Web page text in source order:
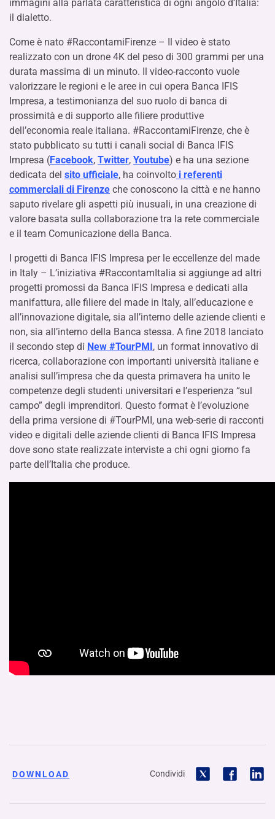
immagini alla parlata caratteristica di ogni angolo d’Italia:
il dialetto.
Come è nato #RaccontamiFirenze – Il video è stato
realizzato con un drone 4K del peso di 300 grammi per una
durata massima di un minuto. Il video-racconto vuole
valorizzare le regioni e le aree in cui opera Banca IFIS
Impresa, a testimonianza del suo ruolo di banca di
prossimità e di supporto alle filiere produttive
dell’economia reale italiana. #RaccontamiFirenze, che è
stato pubblicato su tutti i canali social di Banca IFIS
Impresa (Facebook, Twitter, Youtube) e ha una sezione
dedicata del sito ufficiale, ha coinvolto i referenti
commerciali di Firenze che conoscono la città e ne hanno
saputo rivelare gli aspetti più inusuali, in una creazione di
valore basata sulla collaborazione tra la rete commerciale
e il team Comunicazione della Banca.
I progetti di Banca IFIS Impresa per le eccellenze del made
in Italy – L’iniziativa #RaccontamItalia si aggiunge ad altri
progetti promossi da Banca IFIS Impresa e dedicati alla
manifattura, alle filiere del made in Italy, all’educazione e
all’innovazione digitale, sia all’interno delle aziende clienti e
non, sia all’interno della Banca stessa. A fine 2018 lanciato
il secondo step di New #TourPMI, un format innovativo di
ricerca, collaborazione con importanti università italiane e
analisi sull’impresa che da questa primavera ha unito le
competenze degli studenti universitari e l’esperienza “sul
campo” degli imprenditori. Questo format è l’evoluzione
della prima versione di #TourPMI, una web-serie di racconti
video e digitali delle aziende clienti di Banca IFIS Impresa
dove sono state realizzate interviste a chi ogni giorno fa
parte dell’Italia che produce.
DOWNLOAD Condividi